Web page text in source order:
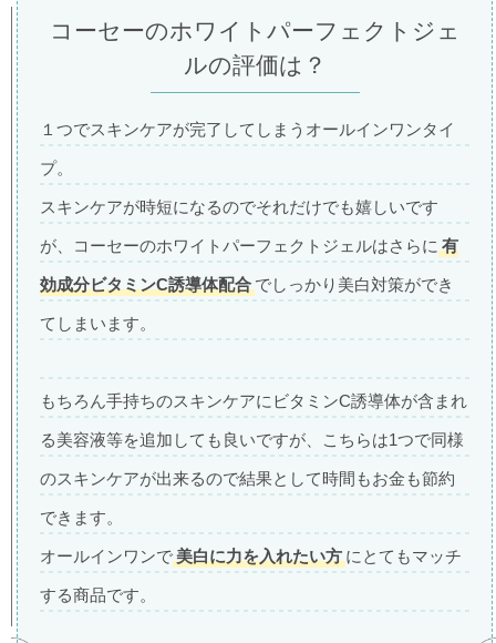
コーセーのホワイトパーフェクトジェ
ルの評価は？
１つでスキンケアが完了してしまうオールインワンタイ
プ。
スキンケアが時短になるのでそれだけでも嬉しいです
が、コーセーのホワイトパーフェクトジェルはさらに 有
効成分ビタミンC誘導体配合 でしっかり美白対策ができ
てしまいます。
もちろん手持ちのスキンケアにビタミンC誘導体が含まれ
る美容液等を追加しても良いですが、こちらは1つで同様
のスキンケアが出来るので結果として時間もお金も節約
できます。
オールインワンで美白に力を入れたい方 にとてもマッチ
する商品です。